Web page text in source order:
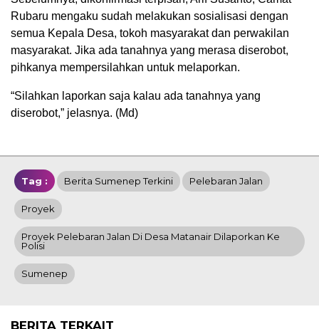
Rubaru mengaku sudah melakukan sosialisasi dengan
semua Kepala Desa, tokoh masyarakat dan perwakilan
masyarakat. Jika ada tanahnya yang merasa diserobot,
pihkanya mempersilahkan untuk melaporkan.
“Silahkan laporkan saja kalau ada tanahnya yang
diserobot,” jelasnya. (Md)
Tag : Berita Sumenep Terkini Pelebaran Jalan
Proyek
Proyek Pelebaran Jalan Di Desa Matanair Dilaporkan Ke
Polisi
Sumenep
BERITA TERKAIT